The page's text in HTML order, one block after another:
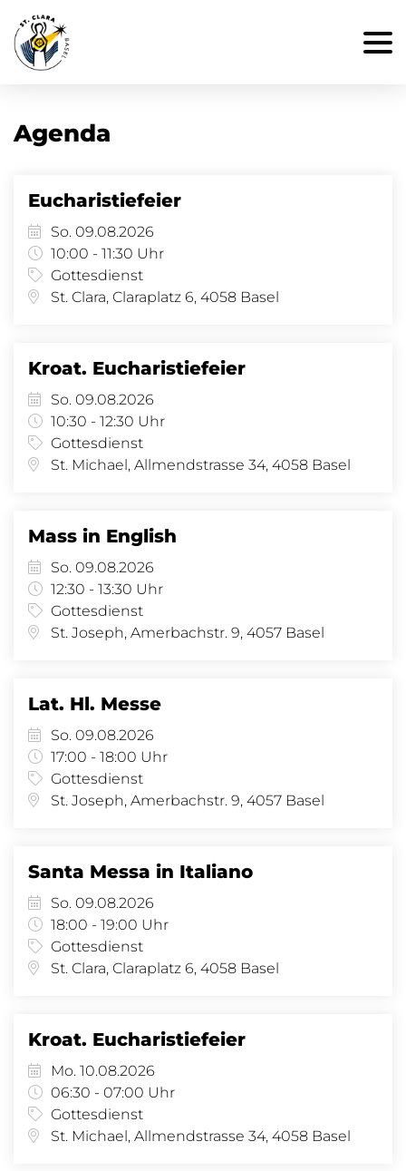
Agenda
Eucharistiefeier
So. 09.08.2026
10:00 - 11:30 Uhr
Gottesdienst
St. Clara, Claraplatz 6, 4058 Basel
Kroat. Eucharistiefeier
So. 09.08.2026
10:30 - 12:30 Uhr
Gottesdienst
St. Michael, Allmendstrasse 34, 4058 Basel
Mass in English
So. 09.08.2026
12:30 - 13:30 Uhr
Gottesdienst
St. Joseph, Amerbachstr. 9, 4057 Basel
Lat. Hl. Messe
So. 09.08.2026
17:00 - 18:00 Uhr
Gottesdienst
St. Joseph, Amerbachstr. 9, 4057 Basel
Santa Messa in Italiano
So. 09.08.2026
18:00 - 19:00 Uhr
Gottesdienst
St. Clara, Claraplatz 6, 4058 Basel
Kroat. Eucharistiefeier
Mo. 10.08.2026
06:30 - 07:00 Uhr
Gottesdienst
St. Michael, Allmendstrasse 34, 4058 Basel